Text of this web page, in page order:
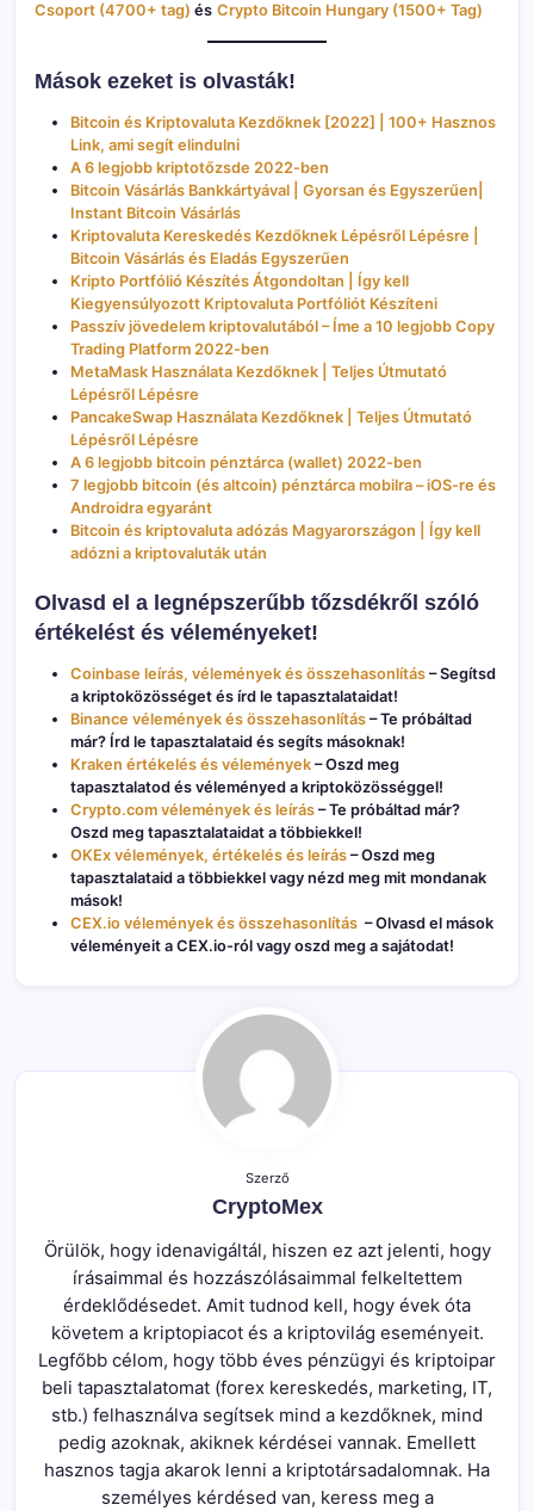
Csoport (4700+ tag) és Crypto Bitcoin Hungary (1500+ Tag)
Mások ezeket is olvasták!
Bitcoin és Kriptovaluta Kezdőknek [2022] | 100+ Hasznos
Link, ami segít elindulni
A 6 legjobb kriptotőzsde 2022-ben
Bitcoin Vásárlás Bankkártyával | Gyorsan és Egyszerűen|
Instant Bitcoin Vásárlás
Kriptovaluta Kereskedés Kezdőknek Lépésről Lépésre |
Bitcoin Vásárlás és Eladás Egyszerűen
Kripto Portfólió Készítés Átgondoltan | Így kell
Kiegyensúlyozott Kriptovaluta Portfóliót Készíteni
Passzív jövedelem kriptovalutából – Íme a 10 legjobb Copy
Trading Platform 2022-ben
MetaMask Használata Kezdőknek | Teljes Útmutató
Lépésről Lépésre
PancakeSwap Használata Kezdőknek | Teljes Útmutató
Lépésről Lépésre
A 6 legjobb bitcoin pénztárca (wallet) 2022-ben
7 legjobb bitcoin (és altcoin) pénztárca mobilra – iOS-re és
Androidra egyaránt
Bitcoin és kriptovaluta adózás Magyarországon | Így kell
adózni a kriptovaluták után
Olvasd el a legnépszerűbb tőzsdékről szóló
értékelést és véleményeket!
Coinbase leírás, vélemények és összehasonlítás – Segítsd
a kriptoközösséget és írd le tapasztalataidat!
Binance vélemények és összehasonlítás – Te próbáltad
már? Írd le tapasztalataid és segíts másoknak!
Kraken értékelés és vélemények – Oszd meg
tapasztalatod és véleményed a kriptoközösséggel!
Crypto.com vélemények és leírás – Te próbáltad már?
Oszd meg tapasztalataidat a többiekkel!
OKEx vélemények, értékelés és leírás – Oszd meg
tapasztalataid a többiekkel vagy nézd meg mit mondanak
mások!
CEX.io vélemények és összehasonlítás – Olvasd el mások
véleményeit a CEX.io-ról vagy oszd meg a sajátodat!
Szerző
CryptoMex
Örülök, hogy idenavigáltál, hiszen ez azt jelenti, hogy
írásaimmal és hozzászólásaimmal felkeltettem
érdeklődésedet. Amit tudnod kell, hogy évek óta
követem a kriptopiacot és a kriptovilág eseményeit.
Legfőbb célom, hogy több éves pénzügyi és kriptoipar
beli tapasztalatomat (forex kereskedés, marketing, IT,
stb.) felhasználva segítsek mind a kezdőknek, mind
pedig azoknak, akiknek kérdései vannak. Emellett
hasznos tagja akarok lenni a kriptotársadalomnak. Ha
személyes kérdésed van, keress meg a